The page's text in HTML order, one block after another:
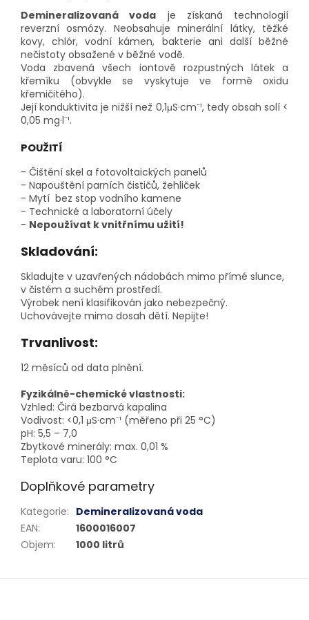
Demineralizovaná voda je získaná technologií
reverzní osmózy. Neobsahuje minerální látky, těžké
kovy, chlór, vodní kámen, bakterie ani další běžné
nečistoty obsažené v běžné vodě.
Voda zbavená všech iontově rozpustných látek a
křemíku (obvykle se vyskytuje ve formě oxidu
křemičitého).
Její konduktivita je nižší než 0,1μS·cm⁻¹, tedy obsah solí <
0,05 mg·l⁻¹.
POUŽITÍ
- Čištění skel a fotovoltaických panelů
- Napouštění parních čističů, žehliček
- Mytí bez stop vodního kamene
- Technické a laboratorní účely
- Nepoužívat k vnitřnímu užití!
Skladování:
Skladujte v uzavřených nádobách mimo přímé slunce,
v čistém a suchém prostředí.
Výrobek není klasifikován jako nebezpečný.
Uchovávejte mimo dosah dětí. Nepijte!
Trvanlivost:
12 měsíců od data plnění.
Fyzikálně-chemické vlastnosti:
Vzhled: Čirá bezbarvá kapalina
Vodivost: <0,1 μS·cm⁻¹ (měřeno při 25 °C)
pH: 5,5 – 7,0
Zbytkové minerály: max. 0,01 %
Teplota varu: 100 °C
Doplňkové parametry
Kategorie: Demineralizovaná voda
EAN:
1600016007
Objem: 1000 litrů
Z